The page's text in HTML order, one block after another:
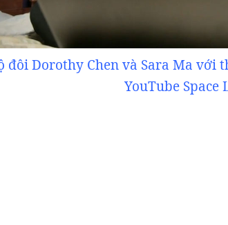
đôi Dorothy Chen và Sara Ma với
YouTube Space